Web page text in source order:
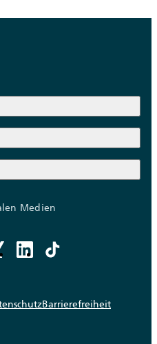
Medien
Barrierefreiheit